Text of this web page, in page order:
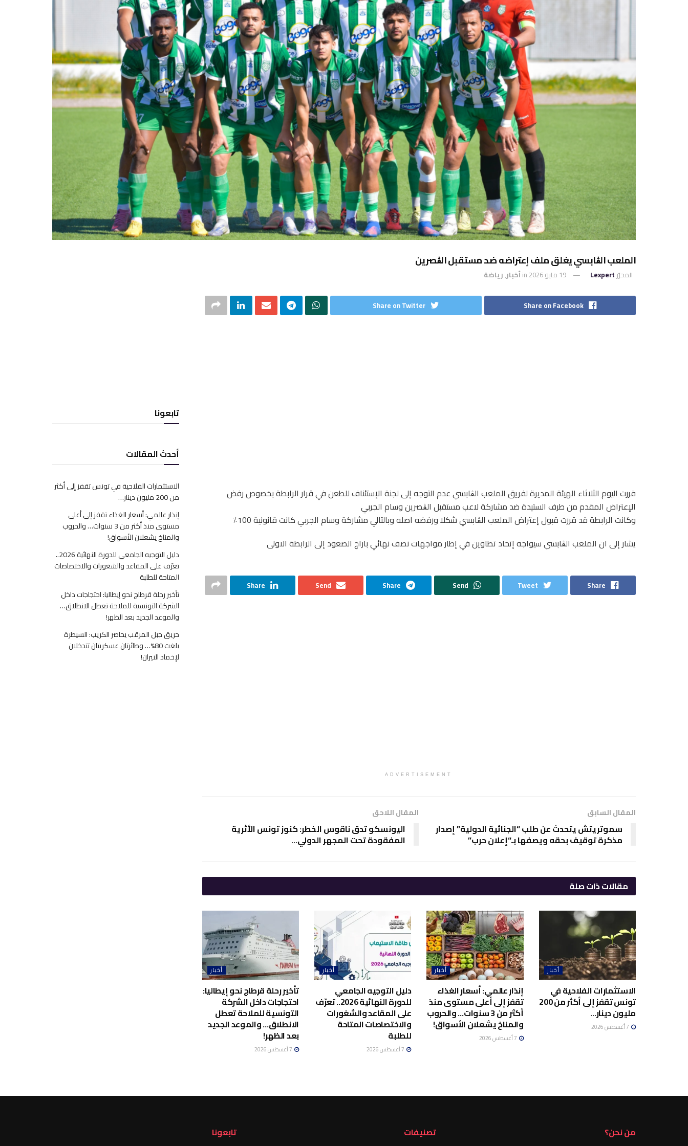
الملعب الڨابسي يغلق ملف إعتراضه ضد مستقبل الڨصرين
المحرّر Lexpert 19 مايو 2026 inأخبار,رياضة
Share on Facebook
Share on Twitter
قررت اليوم الثلاثاء الهيئة المديرة لفريق الملعب الڨابسي عدم التوجه إلى لجنة الإستئناف للطعن في قرار الرابطة بخصوص رفض
الإعتراض المقدم من طرف الستيدة ضد مشاركة لاعب مستقبل الڨصرين وسام الجربي
وكانت الرابطة قد قررت قبول إعتراض الملعب الڨابسي شكلا ورفضه اصله وبالتالي مشاركة وسام الجربي كانت قانونية 100٪
يشار إلى ان الملعب الڨابسي سيواجه إتحاد تطاوين في إطار مواجهات نصف نهائي باراج الصعود إلى الرابطة الاولى
Share
Tweet
Send
Share
Send
Share
ADVERTISEMENT
المقال السابق
سموتريتش يتحدث عن طلب “الجنائية الدولية” إصدار
مذكرة توقيف بحقه ويصفها بـ“إعلان حرب”
المقال اللاحق
اليونسكو تدق ناقوس الخطر: كنوز تونس الأثرية
المفقودة تحت المجهر الدولي…
مقالاتذات صلة
أخبار
الاستثمارات الفلاحية في
تونس تقفز إلى أكثر من 200
مليون دينار…
أخبار
إنذار عالمي: أسعار الغذاء
تقفز إلى أعلى مستوى منذ
أكثر من 3 سنوات… والحروب
والمناخ يشعلان الأسواق!
أخبار
دليل التوجيه الجامعي
للدورة النهائية 2026.. تعرّف
على المقاعد والشغورات
والاختصاصات المتاحة
للطلبة
أخبار
تأخير رحلة قرطاج نحو إيطاليا:
احتجاجات داخل الشركة
التونسية للملاحة تعطل
الانطلاق… والموعد الجديد
بعد الظهر!
تابعونا
أحدث المقالات
الاستثمارات الفلاحية في تونس تقفز إلى أكثر
من 200 مليون دينار…
إنذار عالمي: أسعار الغذاء تقفز إلى أعلى
مستوى منذ أكثر من 3 سنوات… والحروب
والمناخ يشعلان الأسواق!
دليل التوجيه الجامعي للدورة النهائية 2026..
تعرّف على المقاعد والشغورات والاختصاصات
المتاحة للطلبة
تأخير رحلة قرطاج نحو إيطاليا: احتجاجات داخل
الشركة التونسية للملاحة تعطل الانطلاق…
والموعد الجديد بعد الظهر!
حريق جبل المرقب يحاصر الكريب: السيطرة
بلغت 80%… وطائرتان عسكريتان تتدخلان
لإخماد النيران!
من نحن؟ تصنيفات تابعونا